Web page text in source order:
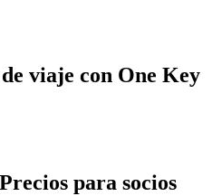
viaje con One Key
para socios